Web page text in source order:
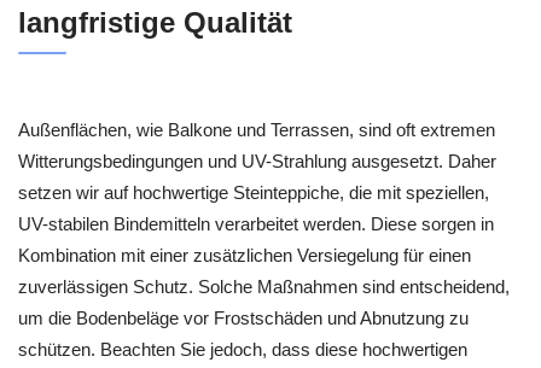
langfristige Qualität
Außenflächen, wie Balkone und Terrassen, sind oft extremen
Witterungsbedingungen und UV-Strahlung ausgesetzt. Daher
setzen wir auf hochwertige Steinteppiche, die mit speziellen,
UV-stabilen Bindemitteln verarbeitet werden. Diese sorgen in
Kombination mit einer zusätzlichen Versiegelung für einen
zuverlässigen Schutz. Solche Maßnahmen sind entscheidend,
um die Bodenbeläge vor Frostschäden und Abnutzung zu
schützen. Beachten Sie jedoch, dass diese hochwertigen